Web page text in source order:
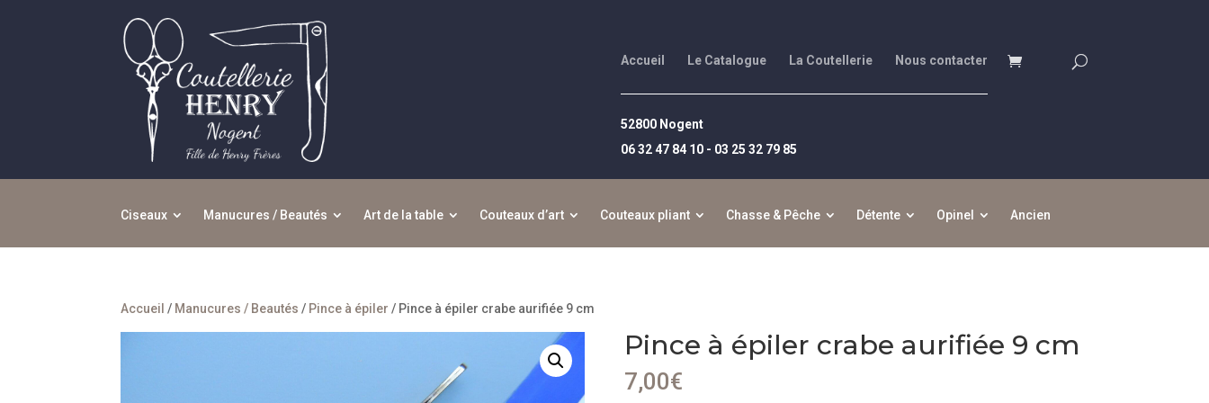
Accueil Le Catalogue La Coutellerie Nous contacter
52800 Nogent
06 32 47 84 10 - 03 25 32 79 85
Ciseaux Manucures / Beautés Art de la table Couteaux d’art Couteaux pliant Chasse & Pêche Détente Opinel Ancien
Accueil / Manucures / Beautés / Pince à épiler / Pince à épiler crabe aurifiée 9 cm
Pince à épiler crabe aurifiée 9 cm
7,00€